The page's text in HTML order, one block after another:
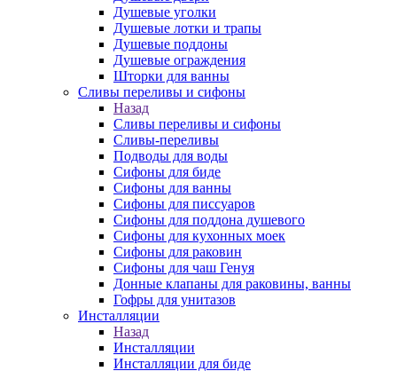
Душевые уголки
Душевые лотки и трапы
Душевые поддоны
Душевые ограждения
Шторки для ванны
Сливы переливы и сифоны
Назад
Сливы переливы и сифоны
Сливы-переливы
Подводы для воды
Сифоны для биде
Сифоны для ванны
Сифоны для писсуаров
Сифоны для поддона душевого
Сифоны для кухонных моек
Сифоны для раковин
Сифоны для чаш Генуя
Донные клапаны для раковины, ванны
Гофры для унитазов
Инсталляции
Назад
Инсталляции
Инсталляции для биде